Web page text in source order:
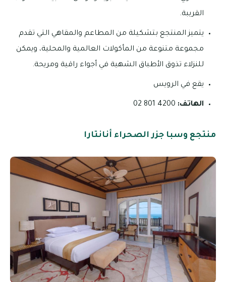
القريبة.
يتميز المنتجع بتشكيلة من المطاعم والمقاهي التي تقدم
مجموعة متنوعة من المأكولات العالمية والمحلية، ويمكن
للنزلاء تذوق الأطباق الشهية في أجواء راقية ومريحة.
يقع في الرويس
الهاتف:
منتجع وسبا جزر الصحراء أنانتارا